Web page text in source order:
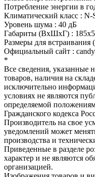
Потребление энергии в
Климатический класс : N-
Уровень шума : 40 дБ
Габариты (ВхШхГ) :
Размеры для
Официальный сайт :
*
Все сведения, указанные
товаров, наличия на
исключительно
условиях не являются
определяемой
Гражданского кодекса
Производитель на свое
уведомлений может
производства и
Приведенные в разделе
характер и не являются
организацией.